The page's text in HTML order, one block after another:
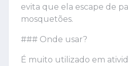
evita que ela escape de
mosquetões.
### Onde usar?
É muito utilizado em